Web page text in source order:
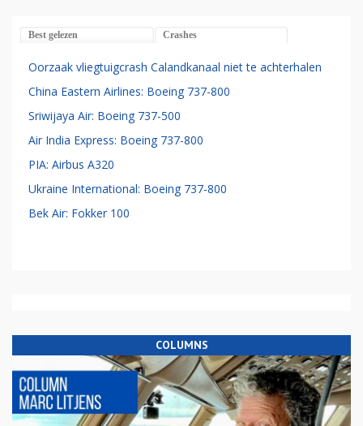
Best gelezen Crashes
Oorzaak vliegtuigcrash Calandkanaal niet te achterhalen
China Eastern Airlines: Boeing 737-800
Sriwijaya Air: Boeing 737-500
Air India Express: Boeing 737-800
PIA: Airbus A320
Ukraine International: Boeing 737-800
Bek Air: Fokker 100
COLUMNS